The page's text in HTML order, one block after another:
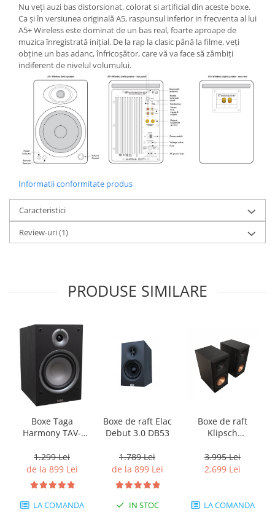
Nu veți auzi bas distorsionat, colorat si artificial din aceste boxe.
Ca și în versiunea originală A5, raspunsul inferior in frecventa al lui
A5+ Wireless este dominat de un bas real, foarte aproape de
muzica înregistrată inițial. De la rap la clasic până la filme, veți
obține un bas adanc, înfricoșător, care vă va face să zâmbiți
indiferent de nivelul volumului.
Informatii conformitate produs
Caracteristici
Review-uri(1)
PRODUSE SIMILARE
Boxe Taga
Harmony TAV-
1.299 Lei
de la 899 Lei
LA COMANDA
Boxe de raft Elac
Debut 3.0 DB53
1.789 Lei
de la 899 Lei
IN STOC
Boxe de raft
Klipsch
Premiere RP-
600M II
3.995 Lei
2.699 Lei
LA COMANDA